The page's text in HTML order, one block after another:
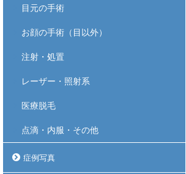
目元の手術
お顔の手術（目以外）
注射・処置
レーザー・照射系
医療脱毛
点滴・内服・その他
症例写真